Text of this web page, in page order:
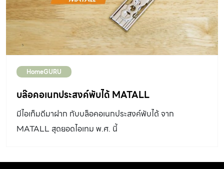
และเลือกใช้ทุกฟังก์ชันได้ด้วย Remote Control อันเดียว ที่
ทำให้การใช้งานสะดวกสบาย ทั้งยังมีระบบประหยัดพลังงาน
Eco Sensor ที่ช่วยประหยัดไฟได้มากถึง 40% […]
HomeGURU
บล๊อคอเนกประสงค์พับได้ MATALL
มีไอเท็มดีมาฝาก กับบล็อคอเนกประสงค์พับได้ จาก
MATALL สุดยอดไอเทม พ.ศ. นี้